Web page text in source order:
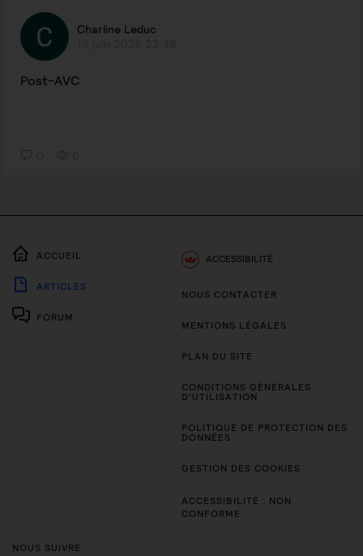
Charline Leduc
Post-AVC
ACCUEIL
ARTICLES
FORUM
ACCESSIBILITÉ
NOUS CONTACTER
MENTIONS LÉGALES
PLAN DU SITE
CONDITIONS GÉNÉRALES
D’UTILISATION
POLITIQUE DE PROTECTION DES
DONNÉES
GESTION DES COOKIES
ACCESSIBILITÉ : NON
CONFORME
NOUS SUIVRE